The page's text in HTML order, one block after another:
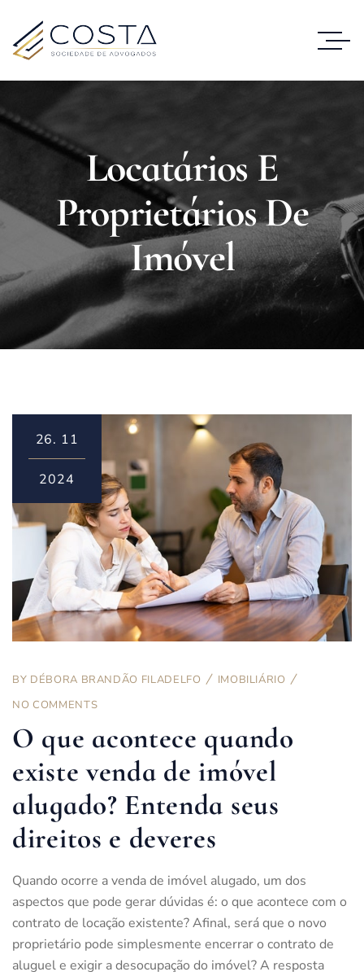
Locatários E
Proprietários De
Imóvel
26. 11
2024
BY DÉBORA BRANDÃO FILADELFO
IMOBILIÁRIO
NO COMMENTS
O que acontece quando
existe venda de imóvel
alugado? Entenda seus
direitos e deveres
Quando ocorre a venda de imóvel alugado, um dos
aspectos que pode gerar dúvidas é: o que acontece com o
contrato de locação existente? Afinal, será que o novo
proprietário pode simplesmente encerrar o contrato de
aluguel e exigir a desocupação do imóvel? A resposta